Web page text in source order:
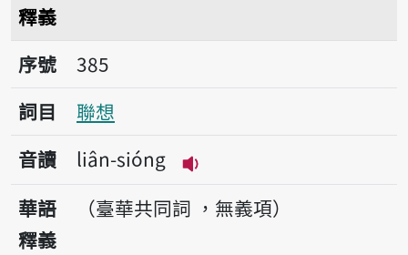
釋義
序號385聯想
序號
385
詞目
聯想
音讀
liân-sióng
播放音讀liân-sióng
華語
釋義
（臺華共同詞 ，無義項）